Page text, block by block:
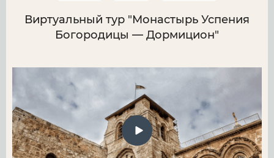
Виртуальный тур "Монастырь Успения
Богородицы — Дормицион"